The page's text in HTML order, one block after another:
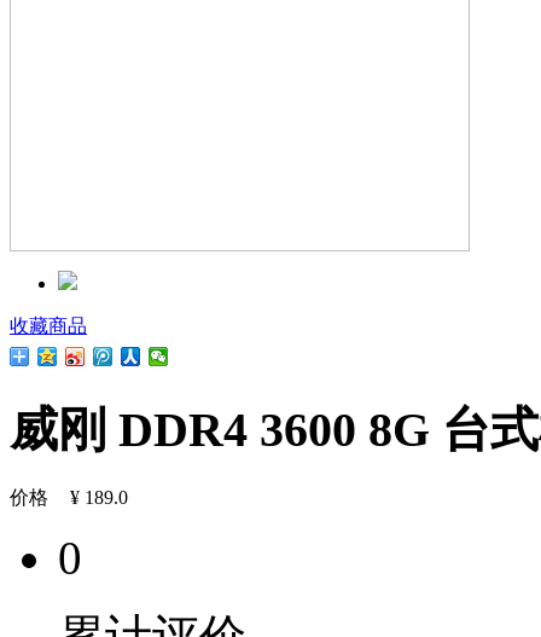
收藏商品
威刚 DDR4 3600 8G 台
价格 ¥ 189.0
0